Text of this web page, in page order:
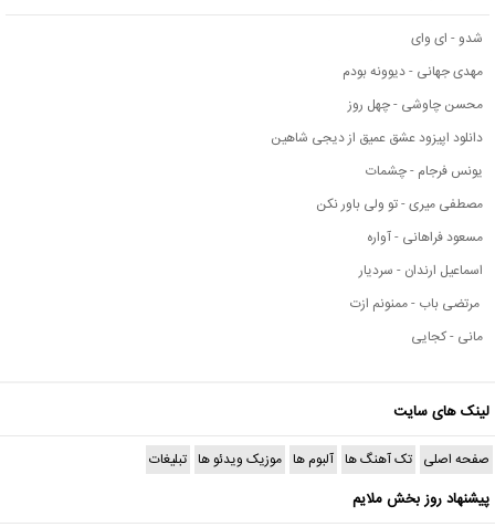
شدو - ای وای
مهدی جهانی - دیوونه بودم
محسن چاوشی - چهل روز
دانلود اپیزود عشق عمیق از دیجی شاهین
یونس فرجام - چشمات
مصطفی میری - تو ولی باور نکن
مسعود فراهانی - آواره
اسماعیل ارندان - سردیار
مرتضی باب - ممنونم ازت
مانی - کجایی
لینک های سایت
صفحه اصلی تک آهنگ ها آلبوم ها موزیک ویدئو ها تبلیغات
پیشنهاد روز بخش ملایم